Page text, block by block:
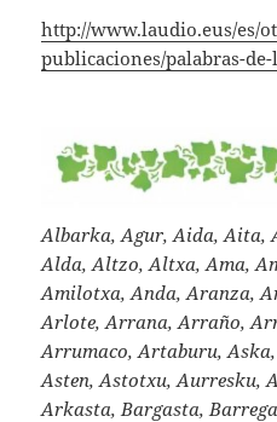
http://www.laudio.eus/es/
publicaciones/palabras-
Albarka, Agur, Aida,
Alda, Altzo, Altxa, Ama,
Amilotxa, Anda, Aranza,
Arlote, Arrana, Arraño,
Arrumaco, Artaburu,
Asten, Astotxu, Aurresku,
Arkasta, Bargasta,